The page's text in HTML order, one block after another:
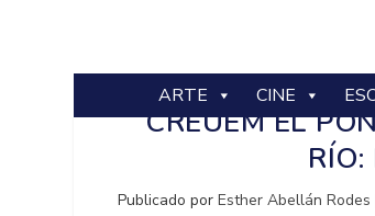
ARTE CINE
CREUEM EL
Publicado porEsther Abellán Rodes